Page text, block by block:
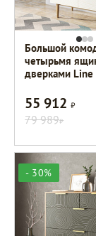
Большой
четырьмя
дверками Line
55 912Р
79 989Р
- 30%